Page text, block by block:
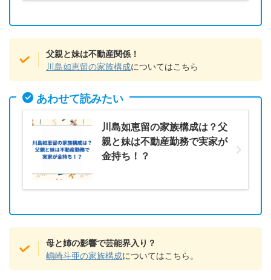
父親と妹は不動産関係！
川島如恵留の家族構成についてはこちら
あわせて読みたい
川島如恵留の家族構成は？父
親と妹は不動産勤務で実家が
金持ち！？
母と姉の影響で芸能界入り？
嶋崎斗亜の家族構成についてはこちら。